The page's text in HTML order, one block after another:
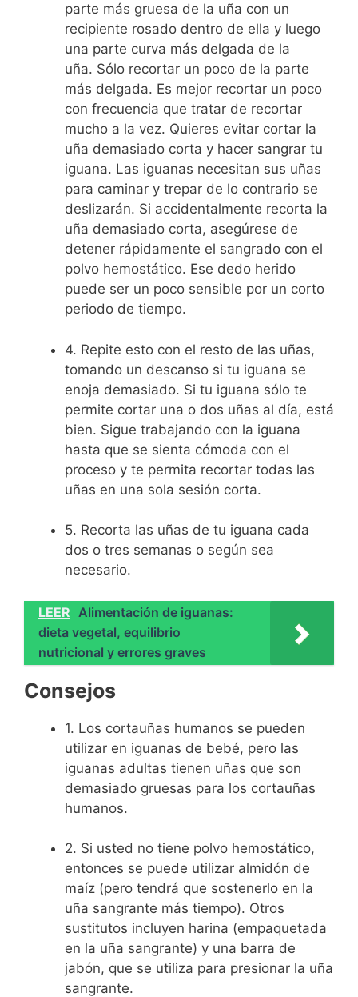
parte más gruesa de la uña con un
recipiente rosado dentro de ella y luego
una parte curva más delgada de la
uña. Sólo recortar un poco de la parte
más delgada. Es mejor recortar un poco
con frecuencia que tratar de recortar
mucho a la vez. Quieres evitar cortar la
uña demasiado corta y hacer sangrar tu
iguana. Las iguanas necesitan sus uñas
para caminar y trepar de lo contrario se
deslizarán. Si accidentalmente recorta la
uña demasiado corta, asegúrese de
detener rápidamente el sangrado con el
polvo hemostático. Ese dedo herido
puede ser un poco sensible por un corto
periodo de tiempo.
4. Repite esto con el resto de las uñas,
tomando un descanso si tu iguana se
enoja demasiado. Si tu iguana sólo te
permite cortar una o dos uñas al día, está
bien. Sigue trabajando con la iguana
hasta que se sienta cómoda con el
proceso y te permita recortar todas las
uñas en una sola sesión corta.
5. Recorta las uñas de tu iguana cada
dos o tres semanas o según sea
necesario.
LEER Alimentación de iguanas:
dieta vegetal, equilibrio
nutricional y errores graves
Consejos
1. Los cortauñas humanos se pueden
utilizar en iguanas de bebé, pero las
iguanas adultas tienen uñas que son
demasiado gruesas para los cortauñas
humanos.
2. Si usted no tiene polvo hemostático,
entonces se puede utilizar almidón de
maíz (pero tendrá que sostenerlo en la
uña sangrante más tiempo). Otros
sustitutos incluyen harina (empaquetada
en la uña sangrante) y una barra de
jabón, que se utiliza para presionar la uña
sangrante.